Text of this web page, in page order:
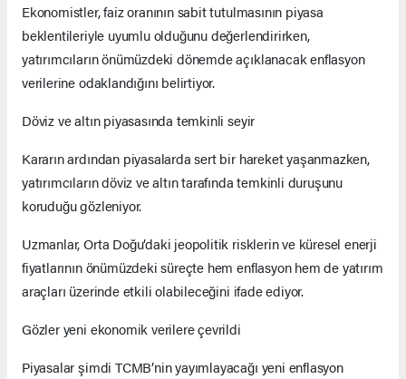
Ekonomistler, faiz oranının sabit tutulmasının piyasa
beklentileriyle uyumlu olduğunu değerlendirirken,
yatırımcıların önümüzdeki dönemde açıklanacak enflasyon
verilerine odaklandığını belirtiyor.
Döviz ve altın piyasasında temkinli seyir
Kararın ardından piyasalarda sert bir hareket yaşanmazken,
yatırımcıların döviz ve altın tarafında temkinli duruşunu
koruduğu gözleniyor.
Uzmanlar, Orta Doğu’daki jeopolitik risklerin ve küresel enerji
fiyatlarının önümüzdeki süreçte hem enflasyon hem de yatırım
araçları üzerinde etkili olabileceğini ifade ediyor.
Gözler yeni ekonomik verilere çevrildi
Piyasalar şimdi TCMB’nin yayımlayacağı yeni enflasyon